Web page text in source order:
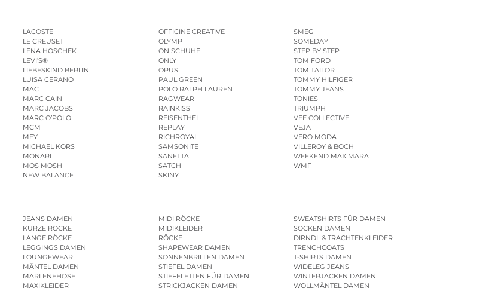
LACOSTE
LE CREUSET
LENA HOSCHEK
LEVI’S®
LIEBESKIND BERLIN
LUISA CERANO
MAC
MARC CAIN
MARC JACOBS
MARC O’POLO
MCM
MEY
MICHAEL KORS
MONARI
MOS MOSH
NEW BALANCE
OFFICINE CREATIVE
OLYMP
ON SCHUHE
ONLY
OPUS
PAUL GREEN
POLO RALPH LAUREN
RAGWEAR
RAINKISS
REISENTHEL
REPLAY
RICHROYAL
SAMSONITE
SANETTA
SATCH
SKINY
SMEG
SOMEDAY
STEP BY STEP
TOM FORD
TOM TAILOR
TOMMY HILFIGER
TOMMY JEANS
TONIES
TRIUMPH
VEE COLLECTIVE
VEJA
VERO MODA
VILLEROY & BOCH
WEEKEND MAX MARA
WMF
JEANS DAMEN
KURZE RÖCKE
LANGE RÖCKE
LEGGINGS DAMEN
LOUNGEWEAR
MÄNTEL DAMEN
MARLENEHOSE
MAXIKLEIDER
MIDI RÖCKE
MIDIKLEIDER
RÖCKE
SHAPEWEAR DAMEN
SONNENBRILLEN DAMEN
STIEFEL DAMEN
STIEFELETTEN FÜR DAMEN
STRICKJACKEN DAMEN
SWEATSHIRTS FÜR DAMEN
SOCKEN DAMEN
DIRNDL & TRACHTENKLEIDER
TRENCHCOATS
T-SHIRTS DAMEN
WIDELEG JEANS
WINTERJACKEN DAMEN
WOLLMÄNTEL DAMEN